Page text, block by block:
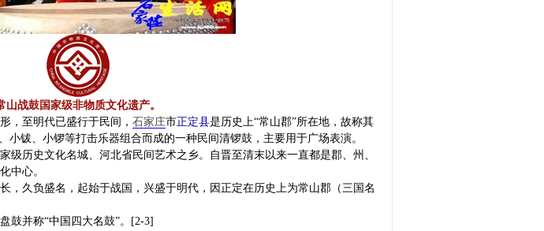
山战鼓国家级非物质文化遗产。
，至明代已盛行于民间， 石家庄市正定县是历史上“常山郡”所在地，故称其
小钹、小锣等打击乐器组合而成的一种民间清锣鼓，主要用于广场表演。
级历史文化名城、河北省民间艺术之乡。自晋至清末以来一直都是郡、州、
中心。
，久负盛名，起始于战国，兴盛于明代，因正定在历史上为常山郡（三国名
盘鼓并称“中国四大名鼓”。[2-3]